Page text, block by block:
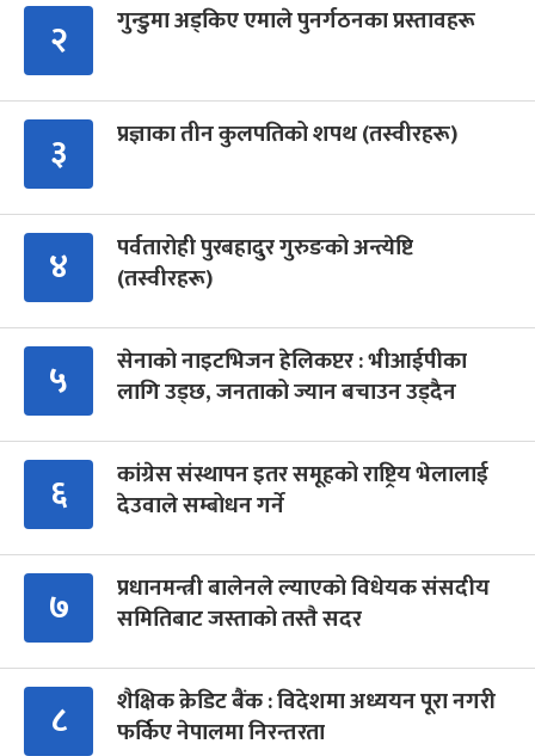
२ गुन्डुमा अड्किए एमाले पुनर्गठनका प्रस्तावहरू
३ प्रज्ञाका तीन कुलपतिको शपथ (तस्वीरहरू)
४
पर्वतारोही पुरबहादुर गुरुङको अन्त्येष्टि
(तस्वीरहरू)
५
सेनाको नाइटभिजन हेलिकप्टर : भीआईपीका
लागि उड्छ, जनताको ज्यान बचाउन उड्दैन
६
कांग्रेस संस्थापन इतर समूहको राष्ट्रिय भेलालाई
देउवाले सम्बोधन गर्ने
७
प्रधानमन्त्री बालेनले ल्याएको विधेयक संसदीय
समितिबाट जस्ताको तस्तै सदर
८
शैक्षिक क्रेडिट बैंक : विदेशमा अध्ययन पूरा नगरी
फर्किए नेपालमा निरन्तरता